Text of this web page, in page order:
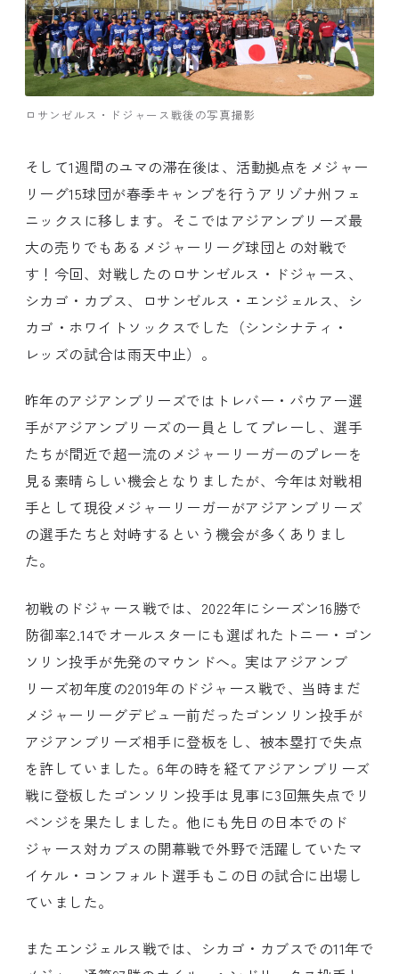
ロサンゼルス・ドジャース戦後の写真撮影
そして1週間のユマの滞在後は、活動拠点をメジャー
リーグ15球団が春季キャンプを行うアリゾナ州フェ
ニックスに移します。そこではアジアンブリーズ最
大の売りでもあるメジャーリーグ球団との対戦で
す！今回、対戦したのロサンゼルス・ドジャース、
シカゴ・カブス、ロサンゼルス・エンジェルス、シ
カゴ・ホワイトソックスでした（シンシナティ・
レッズの試合は雨天中止）。
昨年のアジアンブリーズではトレバー・バウアー選
手がアジアンブリーズの一員としてプレーし、選手
たちが間近で超一流のメジャーリーガーのプレーを
見る素晴らしい機会となりましたが、今年は対戦相
手として現役メジャーリーガーがアジアンブリーズ
の選手たちと対峙するという機会が多くありまし
た。
初戦のドジャース戦では、2022年にシーズン16勝で
防御率2.14でオールスターにも選ばれたトニー・ゴン
ソリン投手が先発のマウンドへ。実はアジアンブ
リーズ初年度の2019年のドジャース戦で、当時まだ
メジャーリーグデビュー前だったゴンソリン投手が
アジアンブリーズ相手に登板をし、被本塁打で失点
を許していました。6年の時を経てアジアンブリーズ
戦に登板したゴンソリン投手は見事に3回無失点でリ
ベンジを果たしました。他にも先日の日本でのド
ジャース対カブスの開幕戦で外野で活躍していたマ
イケル・コンフォルト選手もこの日の試合に出場し
ていました。
またエンジェルス戦では、シカゴ・カブスでの11年で